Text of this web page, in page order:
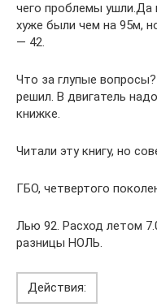
чего проблемы ушли.Да
хуже были чем на 95м,
— 42.
Что за глупые
решил. В двигатель
книжке.
Читали эту книгу, но
ГБО, четвертого
Лью 92. Расход летом
разницы НОЛЬ.
Действия: